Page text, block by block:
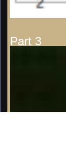
Part 3